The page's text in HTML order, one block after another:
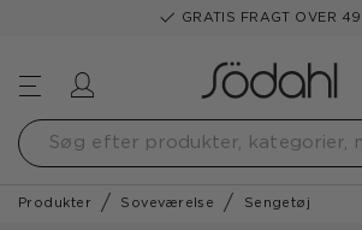
GRATIS FRAGT OVER
Produkter Soveværelse Sengetøj